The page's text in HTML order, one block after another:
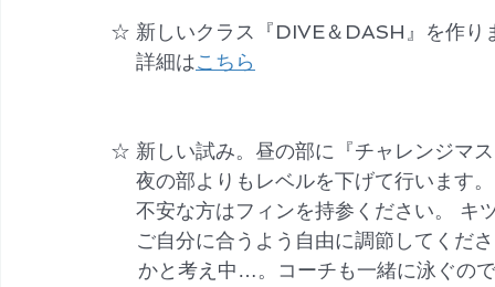
☆ 新しいクラス『DIVE＆DASH』を作り
詳細はこちら
☆ 新しい試み。昼の部に『チャレンジマ
夜の部よりもレベルを下げて行います
不安な方はフィンを持参ください。 キ
ご自分に合うよう自由に調節してくだ
かと考え中…。コーチも一緒に泳ぐ